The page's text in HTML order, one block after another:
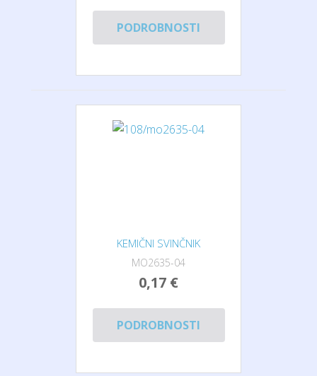
PODROBNOSTI
KEMIČNI SVINČNIK
MO2635-04
0,17 €
PODROBNOSTI